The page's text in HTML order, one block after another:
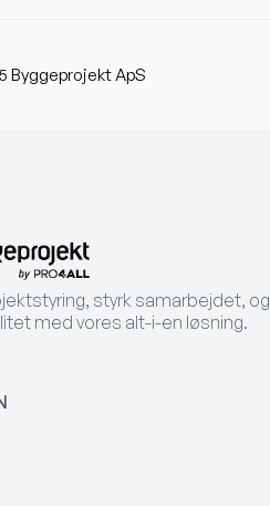
Byggeprojekt ApS
styrk samarbejdet, og
med vores alt-i-en løsning.